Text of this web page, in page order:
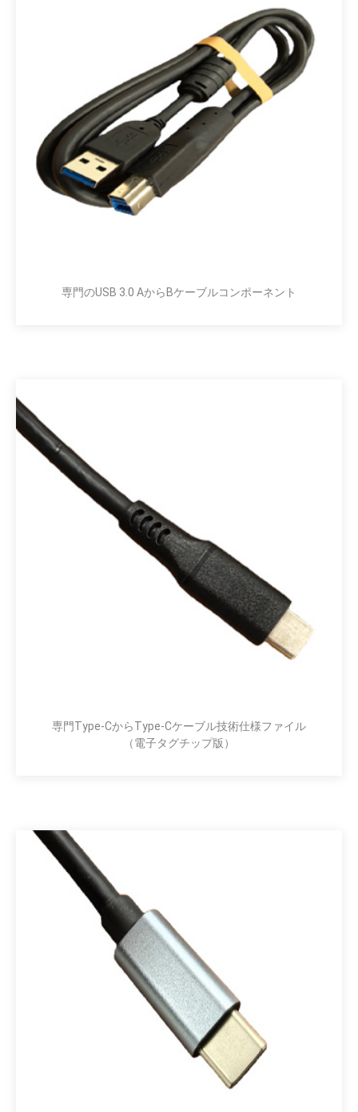
専門のUSB 3.0 AからBケーブルコンポーネント
専門Type-CからType-Cケーブル技術仕様ファイル
（電子タグチップ版）